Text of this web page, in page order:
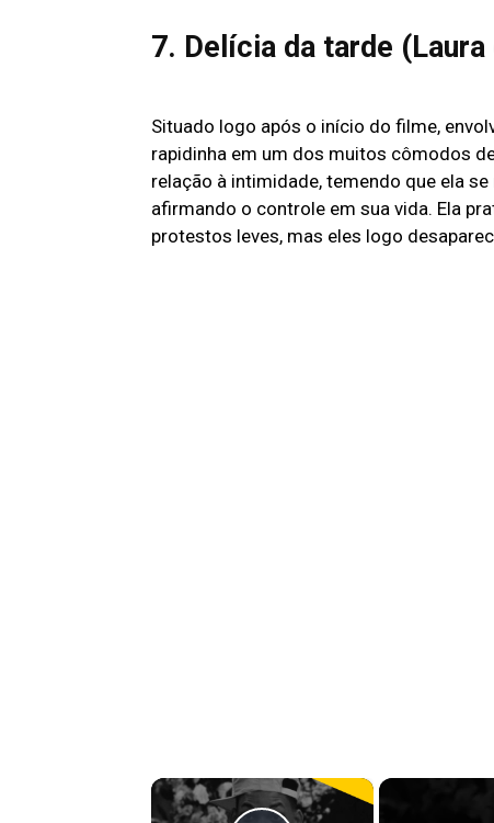
7. Delícia da tarde
Situado logo após o início do filme,
rapidinha em um dos muitos cômodos
relação à intimidade, temendo que ela
afirmando o controle em sua vida. Ela
protestos leves, mas eles logo
×